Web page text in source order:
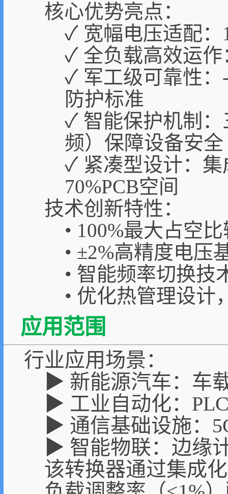
核心优势亮点：
✓ 宽幅电压适配：
✓ 全负载高效运作
✓ 军工级可靠性
防护标准
✓ 智能保护机制
频）保障设备安全
✓ 紧凑型设计：集
70%PCB空间
技术创新特性：
• 100%最大占空
• ±2%高精度电压
• 智能频率切换技
• 优化热管理设计
应用范围
行业应用场景：
▶ 新能源汽车：车
▶ 工业自动化：
▶ 通信基础设施：
▶ 智能物联：边缘
该转换器通过集成